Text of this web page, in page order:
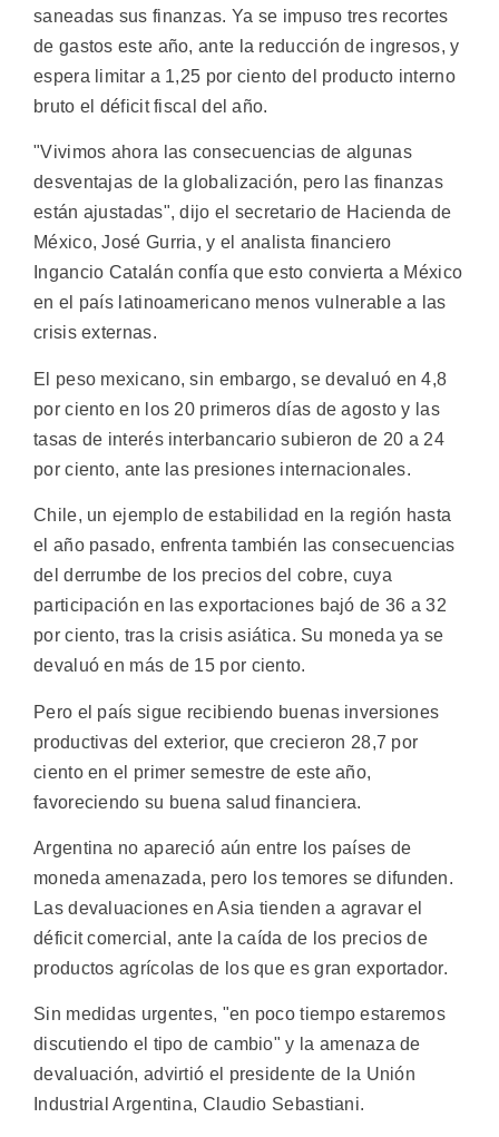
saneadas sus finanzas. Ya se impuso tres recortes
de gastos este año, ante la reducción de ingresos, y
espera limitar a 1,25 por ciento del producto interno
bruto el déficit fiscal del año.
"Vivimos ahora las consecuencias de algunas
desventajas de la globalización, pero las finanzas
están ajustadas", dijo el secretario de Hacienda de
México, José Gurria, y el analista financiero
Ingancio Catalán confía que esto convierta a México
en el país latinoamericano menos vulnerable a las
crisis externas.
El peso mexicano, sin embargo, se devaluó en 4,8
por ciento en los 20 primeros días de agosto y las
tasas de interés interbancario subieron de 20 a 24
por ciento, ante las presiones internacionales.
Chile, un ejemplo de estabilidad en la región hasta
el año pasado, enfrenta también las consecuencias
del derrumbe de los precios del cobre, cuya
participación en las exportaciones bajó de 36 a 32
por ciento, tras la crisis asiática. Su moneda ya se
devaluó en más de 15 por ciento.
Pero el país sigue recibiendo buenas inversiones
productivas del exterior, que crecieron 28,7 por
ciento en el primer semestre de este año,
favoreciendo su buena salud financiera.
Argentina no apareció aún entre los países de
moneda amenazada, pero los temores se difunden.
Las devaluaciones en Asia tienden a agravar el
déficit comercial, ante la caída de los precios de
productos agrícolas de los que es gran exportador.
Sin medidas urgentes, "en poco tiempo estaremos
discutiendo el tipo de cambio" y la amenaza de
devaluación, advirtió el presidente de la Unión
Industrial Argentina, Claudio Sebastiani.